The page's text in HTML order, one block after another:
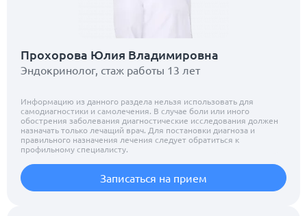
Прохорова Юлия Владимировна
Эндокринолог, стаж работы 13 лет
Информацию из данного раздела нельзя использовать для
самодиагностики и самолечения. В случае боли или иного
обострения заболевания диагностические исследования должен
назначать только лечащий врач. Для постановки диагноза и
правильного назначения лечения следует обратиться к
профильному специалисту.
Записаться на прием